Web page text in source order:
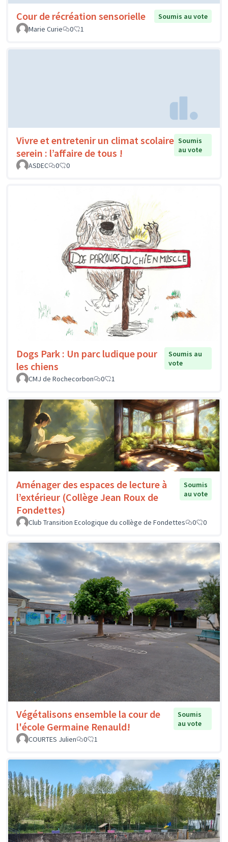
Cour de récréation sensorielle
Soumis au vote
Marie Curie
0 1
Vivre et entretenir un climat scolaire
serein : l’affaire de tous !
Soumis
au vote
ASDEC
0 0
Dogs Park : Un parc ludique pour
les chiens
Soumis au
vote
CMJ de Rochecorbon
0 1
Aménager des espaces de lecture à
l’extérieur (Collège Jean Roux de
Fondettes)
Soumis
au vote
Club Transition Ecologique du collège de Fondettes 0 0
Végétalisons ensemble la cour de
l'école Germaine Renauld!
Soumis
au vote
COURTES Julien
0 1